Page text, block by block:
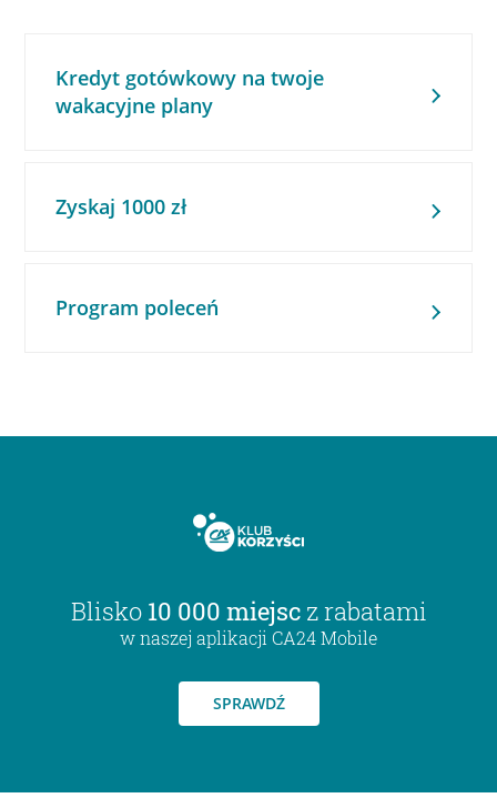
Kredyt gotówkowy na twoje
wakacyjne plany
Zyskaj 1000 zł
Program poleceń
Blisko 10 000 miejsc z rabatami
w naszej aplikacji CA24 Mobile
SPRAWDŹ